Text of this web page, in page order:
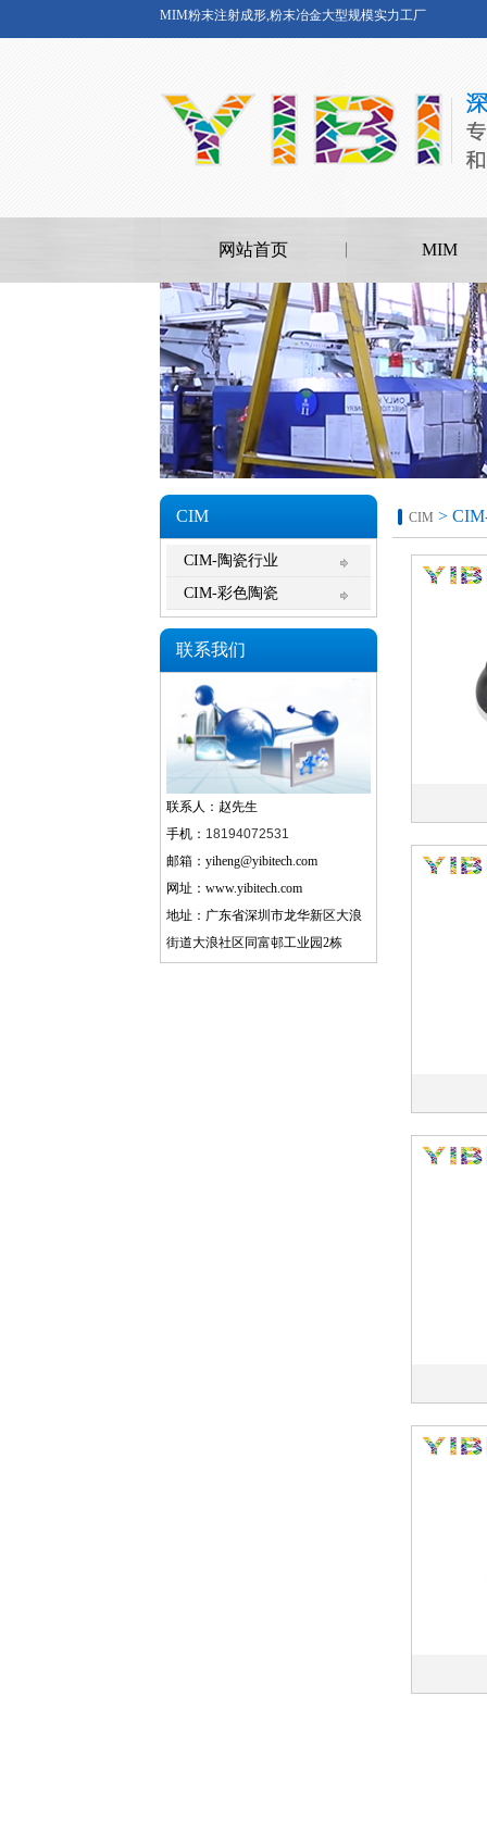
MIM粉末注射成形,粉末冶金大型规模实力工厂
网站首页 MIM
CIM
CIM-陶瓷行业
CIM-彩色陶瓷
联系我们
联系人：赵先生
手机： 18194072531
邮箱：yiheng@yibitech.com
网址：www.yibitech.com
地址：广东省深圳市龙华新区大浪
街道大浪社区同富邨工业园2栋
CIM >